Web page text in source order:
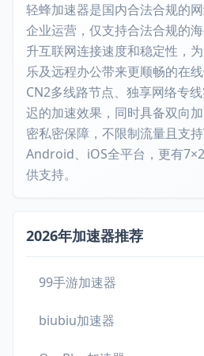
轻蜂加速器是国内合法合规的
企业运营，仅支持合法合规的
升互联网连接速度和稳定性，
乐及远程办公带来更顺畅的在
CN2多线路节点、独享网络专
迟的加速效果，同时具备双向
密私密保障，不限制流量且支
Android、iOS全平台，更有
供支持。
2026年加速器推荐
99手游加速器
biubiu加速器